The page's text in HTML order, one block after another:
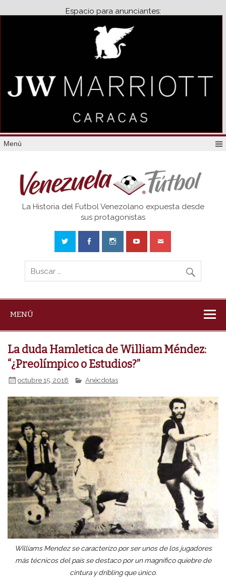
Espacio para anunciantes:
Menú
Venezuela
La Historia del Futbol Venezolano expuesta desde
sus protagonistas
MENÚ
La duda Hamletica de William Méndez:
“¿Preolímpico o Estudios?”
octubre 15, 2018 Anécdotas
Williams Mendez se caracterizo por ser unos de los jugadores
más técnicos del país se destaco por un magnifico quiebre de
cintura y dribling que único.